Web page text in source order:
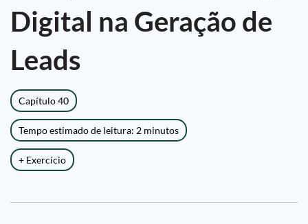
Digital na Geração de
Leads
Capítulo 40
Tempo estimado de leitura: 2 minutos
+ Exercício